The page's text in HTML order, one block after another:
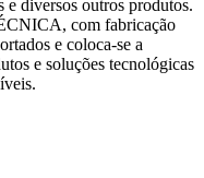
e diversos outros produtos.
com fabricação
e coloca-se a
e soluções tecnológicas